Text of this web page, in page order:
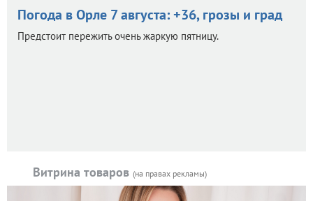
Погода в Орле 7 августа: +36, грозы и град
Предстоит пережить очень жаркую пятницу.
Витрина товаров (на правах рекламы)